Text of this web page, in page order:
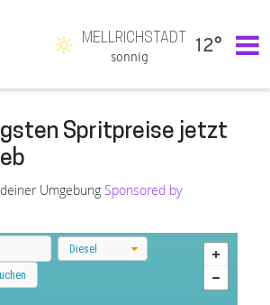
MELLRICHSTADT
sonnig
12°
Spritpreise jetzt
Umgebung Sponsored by